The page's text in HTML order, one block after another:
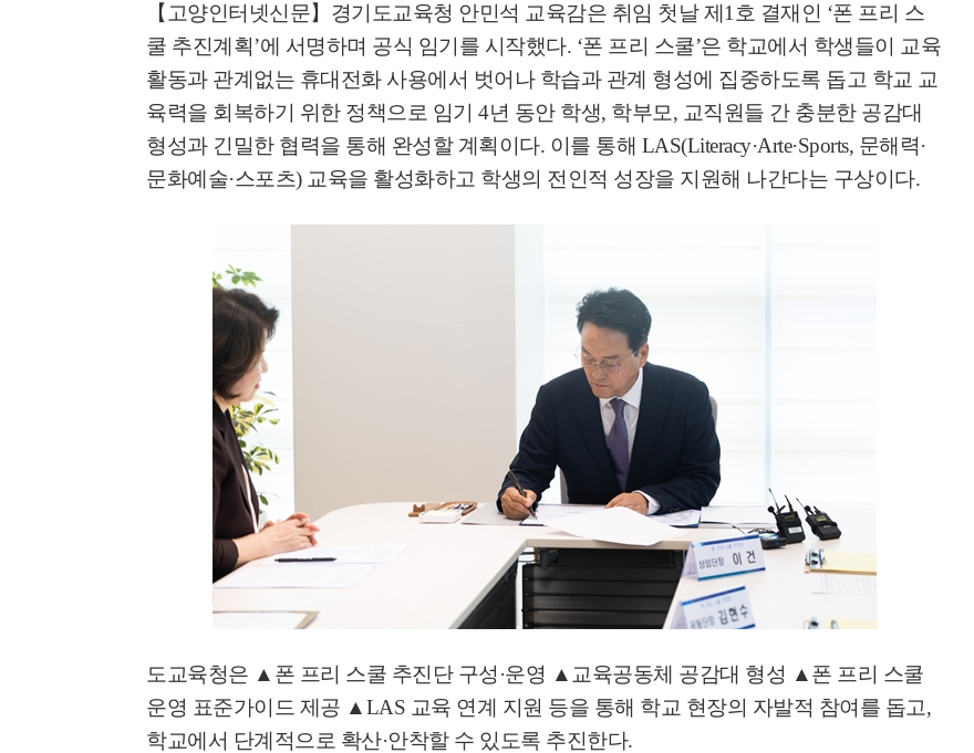
【고양인터넷신문】 경기도교육청 안민석 교육감은 취임 첫날 제 1 호 결재인 ‘폰 프리 스
쿨 추진계획’에 서명하며 공식 임기를 시작했다. ‘폰 프리 스쿨’은 학교에서 학생들이 교육
활동과 관계없는 휴대전화 사용에서 벗어나 학습과 관계 형성에 집중하도록 돕고 학교 교
육력을 회복하기 위한 정책으로 임기 4년 동안 학생, 학부모, 교직원들 간 충분한 공감대
형성과 긴밀한 협력을 통해 완성할 계획이다. 이를 통해 LAS(Literacy·Arte·Sports, 문해력·
문화예술·스포츠) 교육을 활성화하고 학생의 전인적 성장을 지원해 나간다는 구상이다.
도교육청은 ▲ 폰 프리 스쿨 추진단 구성 ·운영 ▲ 교육공동체 공감대 형성 ▲폰 프리 스쿨
운영 표준가이드 제공 ▲LAS 교육 연계 지원 등을 통해 학교 현장의 자발적 참여를 돕고,
학교에서 단계적으로 확산·안착할 수 있도록 추진한다.
'멈춘 고양, 다시 뛰게!' 민경선 고양
민선8기 마무리 한 이동환 고양시장
'제38회 고양행주문화제' 행주산성
일대 개최
고양시 폭염특보에 '도로 살수차' 전
면 가동
물향기수목원 무궁화 절정 '50여 품
민경선 시장, 2026 고양시장배 볼링